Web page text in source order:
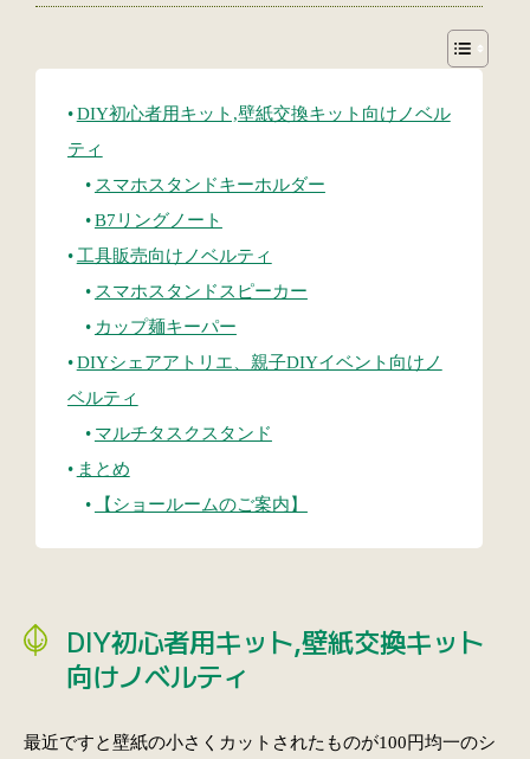
DIY初心者用キット,壁紙交換キット向けノベル
ティ
スマホスタンドキーホルダー
B7リングノート
工具販売向けノベルティ
スマホスタンドスピーカー
カップ麺キーパー
DIYシェアアトリエ、親子DIYイベント向けノ
ベルティ
マルチタスクスタンド
まとめ
【ショールームのご案内】
DIY初心者用キット,壁紙交換キット
向けノベルティ
最近ですと壁紙の小さくカットされたものが100円均一のシ